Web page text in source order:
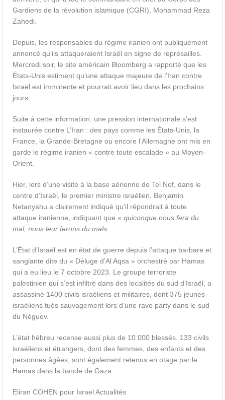
Gardiens de la révolution islamique (CGRI), Mohammad Reza
Zahedi.
Depuis, les responsables du régime iranien ont publiquement
annoncé qu’ils attaqueraient Israël en signe de représailles.
Mercredi soir, le site américain Bloomberg a rapporté que les
États-Unis estiment qu’une attaque majeure de l’Iran contre
Israël est imminente et pourrait avoir lieu dans les prochains
jours.
Suite à cette information, une pression internationale s’est
instaurée contre L’Iran : des pays comme les États-Unis, la
France, la Grande-Bretagne ou encore l’Allemagne ont mis en
garde le régime iranien « contre toute escalade » au Moyen-
Orient.
Hier, lors d’une visite à la base aérienne de Tel Nof, dans le
centre d’Israël, le premier ministre israélien, Benjamin
Netanyahu a clairement indiqué qu’il répondrait à toute
attaque iranienne, indiquant que «quiconque nous fera du
mal, nous leur ferons du mal« .
L’État d’Israël est en état de guerre depuis l’attaque barbare et
sanglante dite du « Déluge d’Al Aqsa » orchestré par Hamas
qui a eu lieu le 7 octobre 2023. Le groupe terroriste
palestinien qui s’est infiltré dans des localités du sud d’Israël, a
assassiné 1400 civils israéliens et militaires, dont 375 jeunes
israéliens tués sauvagement lors d’une rave party dans le sud
du Néguev.
L’état hébreu recense aussi plus de 10 000 blessés. 133 civils
israéliens et étrangers, dont des femmes, des enfants et des
personnes âgées, sont également retenus en otage par le
Hamas dans la bande de Gaza.
Eliran COHEN pour Israel Actualités